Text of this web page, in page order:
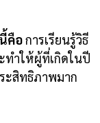
คือการเรียนรู้วิธี
ทำให้ผู้ที่เกิดในปี
ะสิทธิภาพมาก